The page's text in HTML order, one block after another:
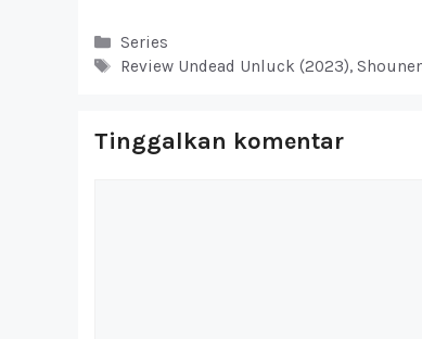
Kategori
Series
Tag
Review Undead Unluck (2023),
Tinggalkan komentar